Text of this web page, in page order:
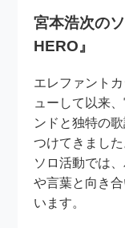
宮本浩次の
HERO』
エレファント
ューして以来
ンドと独特の
つけてきました
ソロ活動では
や言葉と向き
います。